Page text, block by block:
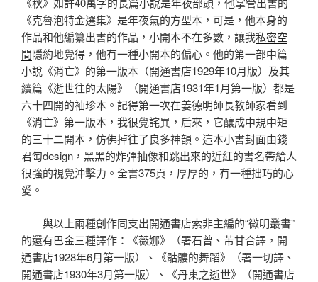
《克魯泡特金選集》是年夜氣的方型本，可是，他本身的
作品和他編纂出書的作品，小開本不在多數，讓我私密空
間隱約地覺得，他有一種小開本的偏心。他的第一部中篇
小說《消亡》的第一版本（開通書店1929年10月版）及其
續篇《逝世往的太陽》（開通書店1931年1月第一版）都是
六十四開的袖珍本。記得第一次在姜德明師長教師家看到
《消亡》第一版本，我很覺詫異，后來，它釀成中規中矩
的三十二開本，仿佛掉往了良多神韻。這本小書封面由錢
君匋design，黑黑的炸彈抽像和跳出來的近紅的書名帶給人
很強的視覺沖擊力。全書375頁，厚厚的，有一種拙巧的心
愛。
與以上兩種創作同支出開通書店索非主編的“微明叢書”
的還有巴金三種譯作：《薇娜》（署石曾、芾甘合譯，開
通書店1928年6月第一版）、《骷髏的舞蹈》（署一切譯、
開通書店1930年3月第一版）、《丹東之逝世》（開通書店